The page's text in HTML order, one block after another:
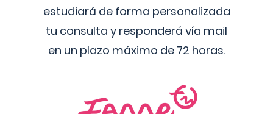
estudiará de forma personalizada
tu consulta y responderá vía mail
en un plazo máximo de 72 horas.